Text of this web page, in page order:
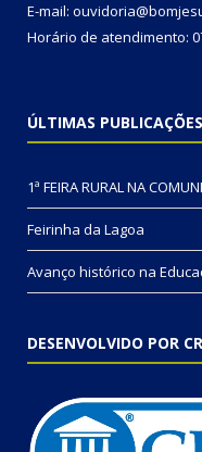
E-mail:
Horário de atendimento:
ÚLTIMAS PUBLICAÇÕES
1ª FEIRA RURAL NA
Feirinha da Lagoa
Avanço histórico na
DESENVOLVIDO POR